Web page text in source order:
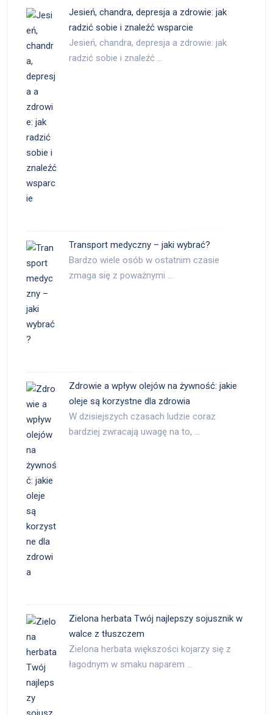
Jesień, chandra, depresja a zdrowie: jak
radzić sobie i znaleźć wsparcie
Jesień, chandra, depresja a zdrowie: jak
radzić sobie i znaleźć …
Transport medyczny – jaki wybrać?
Bardzo wiele osób w ostatnim czasie
zmaga się z poważnymi …
Zdrowie a wpływ olejów na żywność: jakie
oleje są korzystne dla zdrowia
W dzisiejszych czasach ludzie coraz
bardziej zwracają uwagę na to, …
Zielona herbata Twój najlepszy sojusznik w
walce z tłuszczem
Zielona herbata większości kojarzy się z
łagodnym w smaku naparem …